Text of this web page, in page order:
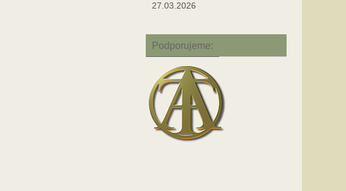
27.03.2026
Podporujeme: